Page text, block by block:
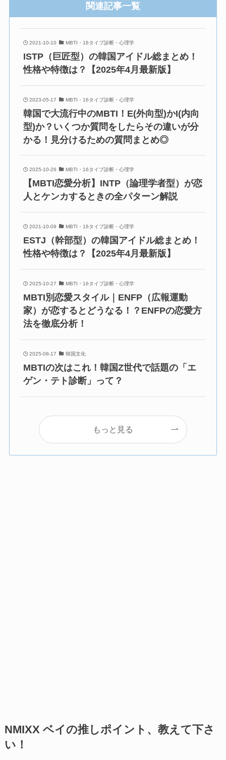
関連記事一覧
2021-10-10 MBTI・16タイプ診断・心理学
ISTP（巨匠型）の韓国アイドル総まとめ！
性格や特徴は？【2025年4月最新版】
2023-05-17 MBTI・16タイプ診断・心理学
韓国で大流行中のMBTI！E(外向型)かI(内向
型)か？いくつか質問をしたらその違いが分
かる！見分けるための質問まとめ◎
2025-10-26 MBTI・16タイプ診断・心理学
【MBTI恋愛分析】INTP（論理学者型）が恋
人とケンカするときの全パターン解説
2021-10-09 MBTI・16タイプ診断・心理学
ESTJ（幹部型）の韓国アイドル総まとめ！
性格や特徴は？【2025年4月最新版】
2025-10-27 MBTI・16タイプ診断・心理学
MBTI別恋愛スタイル｜ENFP（広報運動
家）が恋するとどうなる！？ENFPの恋愛方
法を徹底分析！
2025-08-17 韓国文化
MBTIの次はこれ！韓国Z世代で話題の「エ
ゲン・テト診断」って？
もっと見る
NMIXX ベイの推しポイント、教えて下さ
い！